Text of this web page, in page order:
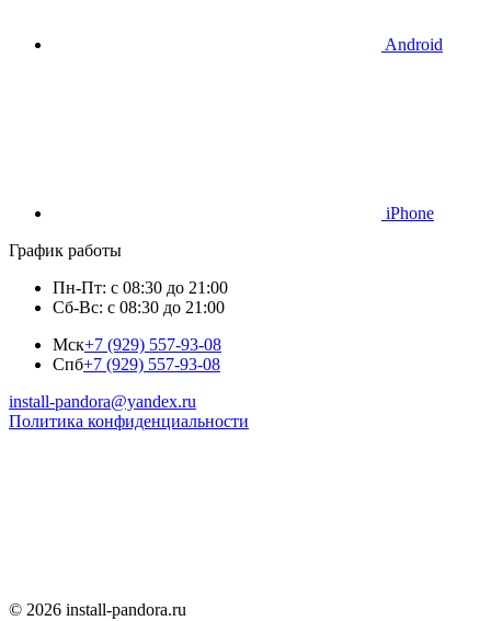
Android
iPhone
График работы
Пн-Пт: с 08:30 до 21:00
Сб-Вс: с 08:30 до 21:00
Мск+7 (929) 557-93-08
Спб+7 (929) 557-93-08
install-pandora@yandex.ru
Политика конфиденциальности
© 2026 install-pandora.ru